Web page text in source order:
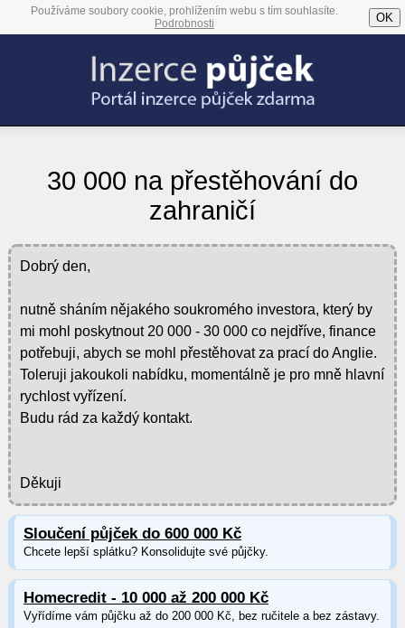
Používáme soubory cookie, prohlížením webu s tím souhlasíte.
Podrobnosti
OK
30 000 na přestěhování do
zahraničí
Dobrý den,
nutně sháním nějakého soukromého investora, který by
mi mohl poskytnout 20 000 - 30 000 co nejdříve, finance
potřebuji, abych se mohl přestěhovat za prací do Anglie.
Toleruji jakoukoli nabídku, momentálně je pro mně hlavní
rychlost vyřízení.
Budu rád za každý kontakt.
Děkuji
Sloučení půjček do 600 000 Kč
Chcete lepší splátku? Konsolidujte své půjčky.
Homecredit - 10 000 až 200 000 Kč
Vyřídíme vám půjčku až do 200 000 Kč, bez ručitele a bez zástavy.